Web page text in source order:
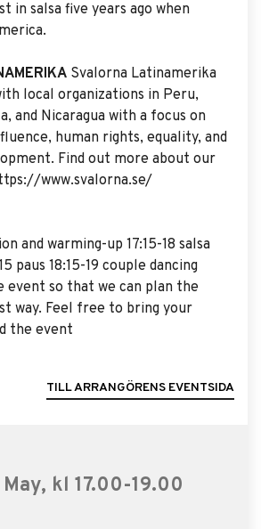
kl 17.00-19.00
in salsa five years ago when
Svalorna Latinamerika
local organizations in Peru,
and Nicaragua with a focus on
human rights, equality, and
Find out more about our
www.svalorna.se/
and warming-up 17:15-18 salsa
paus 18:15-19 couple dancing
event so that we can plan the
way. Feel free to bring your
the event
TILL ARRANGÖRENS EVENTSIDA